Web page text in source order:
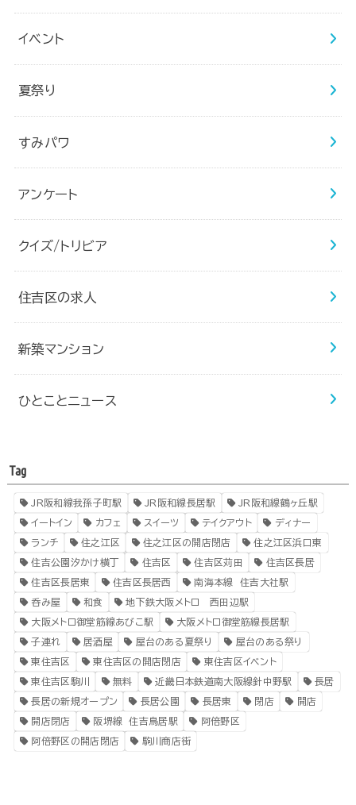
イベント
夏祭り
すみパワ
アンケート
クイズ/トリビア
住吉区の求人
新築マンション
ひとことニュース
Tag
JR阪和線我孫子町駅 JR阪和線長居駅 JR阪和線鶴ヶ丘駅
イートイン カフェ スイーツ テイクアウト ディナー
ランチ 住之江区 住之江区の開店閉店 住之江区浜口東
住吉公園汐かけ横丁 住吉区 住吉区苅田 住吉区長居
住吉区長居東 住吉区長居西 南海本線 住吉大社駅
呑み屋 和食 地下鉄大阪メトロ 西田辺駅
大阪メトロ御堂筋線あびこ駅 大阪メトロ御堂筋線長居駅
子連れ 居酒屋 屋台のある夏祭り 屋台のある祭り
東住吉区 東住吉区の開店閉店 東住吉区イベント
東住吉区駒川 無料 近畿日本鉄道南大阪線針中野駅 長居
長居の新規オープン 長居公園 長居東 閉店 開店
開店閉店 阪堺線 住吉鳥居駅 阿倍野区
阿倍野区の開店閉店 駒川商店街